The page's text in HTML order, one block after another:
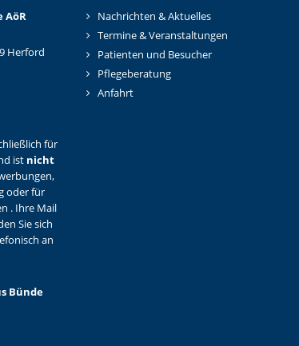
AöR
Herford
für
ist nicht
oder für
. Ihre Mail
Sie sich
an
Bünde
Nachrichten & Aktuelles
Termine & Veranstaltungen
Patienten und Besucher
Pflegeberatung
Anfahrt